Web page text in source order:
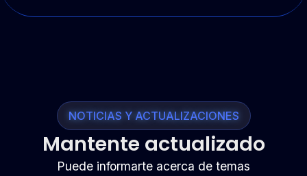
NOTICIAS Y ACTUALIZACIONES
Mantente actualizado
Puede informarte acerca de temas